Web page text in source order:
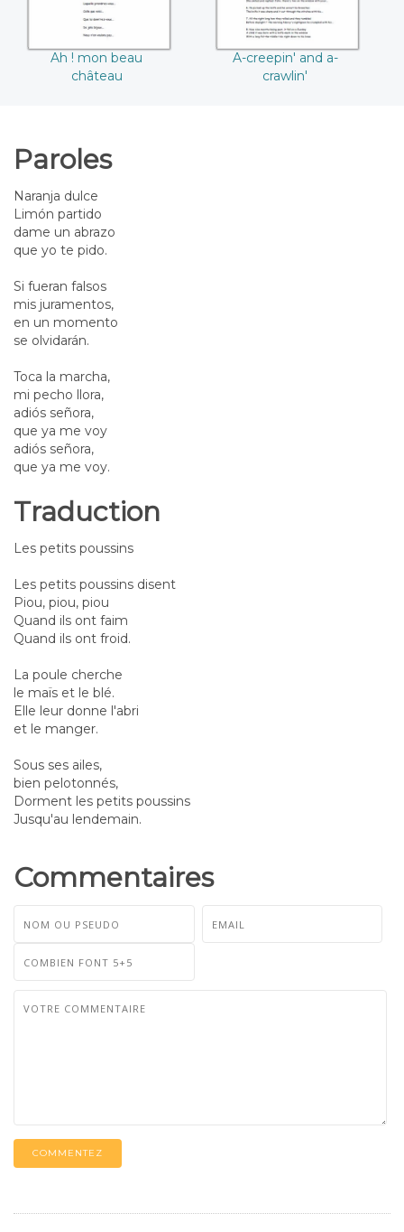
Ah ! mon beau
château
A-creepin' and a-
crawlin'
Paroles
Naranja dulce
Limón partido
dame un abrazo
que yo te pido.
Si fueran falsos
mis juramentos,
en un momento
se olvidarán.
Toca la marcha,
mi pecho llora,
adiós señora,
que ya me voy
adiós señora,
que ya me voy.
Traduction
Les petits poussins
Les petits poussins disent
Piou, piou, piou
Quand ils ont faim
Quand ils ont froid.
La poule cherche
le maïs et le blé.
Elle leur donne l'abri
et le manger.
Sous ses ailes,
bien pelotonnés,
Dorment les petits poussins
Jusqu'au lendemain.
Commentaires
COMMENTEZ